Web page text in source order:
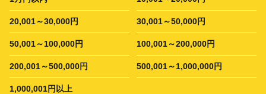
20,001～30,000円 30,001～50,000円
50,001～100,000円 100,001～200,000円
200,001～500,000円 500,001～1,000,000円
1,000,001円以上